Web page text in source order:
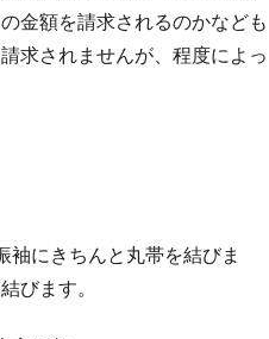
金額を請求されるのかなども
求されませんが、程度によっ
袖にきちんと丸帯を結びま
びます。